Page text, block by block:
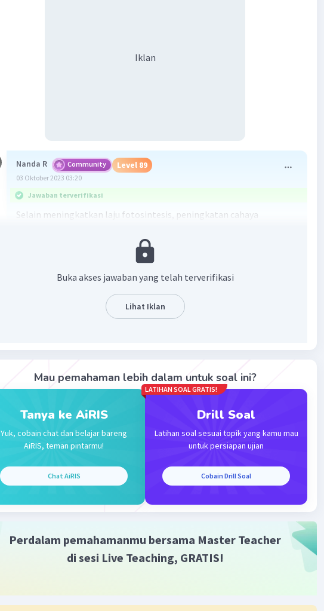
Iklan
Nanda R Community Level 89
03 Oktober 2023 03:20
Jawaban terverifikasi
Selain meningkatkan laju fotosintesis, peningkatan cahaya
Sebaliknya, penurunan intensitas radiasi matahari akan
memperpanjang masa pertumbuhan tanaman.
Iklan
Buka akses jawaban yang telah terverifikasi
Lihat Iklan
Mau pemahaman lebih dalam untuk soal ini?
Tanya ke AiRIS
Yuk, cobain chat dan belajar bareng
AiRIS, teman pintarmu!
Chat AiRIS
LATIHAN SOAL GRATIS!
Drill Soal
Latihan soal sesuai topik yang kamu mau
untuk persiapan ujian
Cobain Drill Soal
Perdalam pemahamanmu bersama Master Teacher
di sesi Live Teaching, GRATIS!